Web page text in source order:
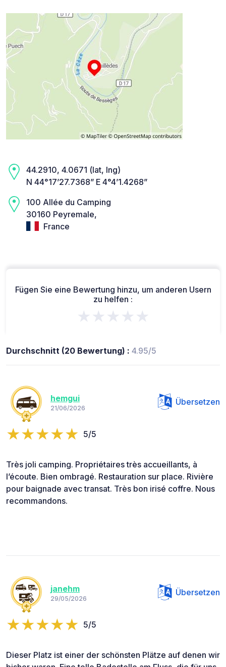
44.2910, 4.0671 (lat, lng)
N 44°17’27.7368” E 4°4’1.4268”
100 Allée du Camping
30160 Peyremale,
France
Fügen Sie eine Bewertung hinzu, um anderen Usern
zu helfen :
★★★★★
Durchschnitt (20 Bewertung) : 4.95/5
hemgui
21/06/2026
Übersetzen
5/5
Très joli camping. Propriétaires très accueillants, à
l’écoute. Bien ombragé. Restauration sur place. Rivière
pour baignade avec transat. Très bon irisé coffre. Nous
recommandons.
janehm
29/05/2026
Übersetzen
5/5
Dieser Platz ist einer der schönsten Plätze auf denen wir